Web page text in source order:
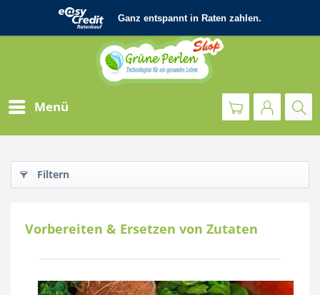
Menü
Filtern
Vorbereiten & Ersetzen von Zutaten